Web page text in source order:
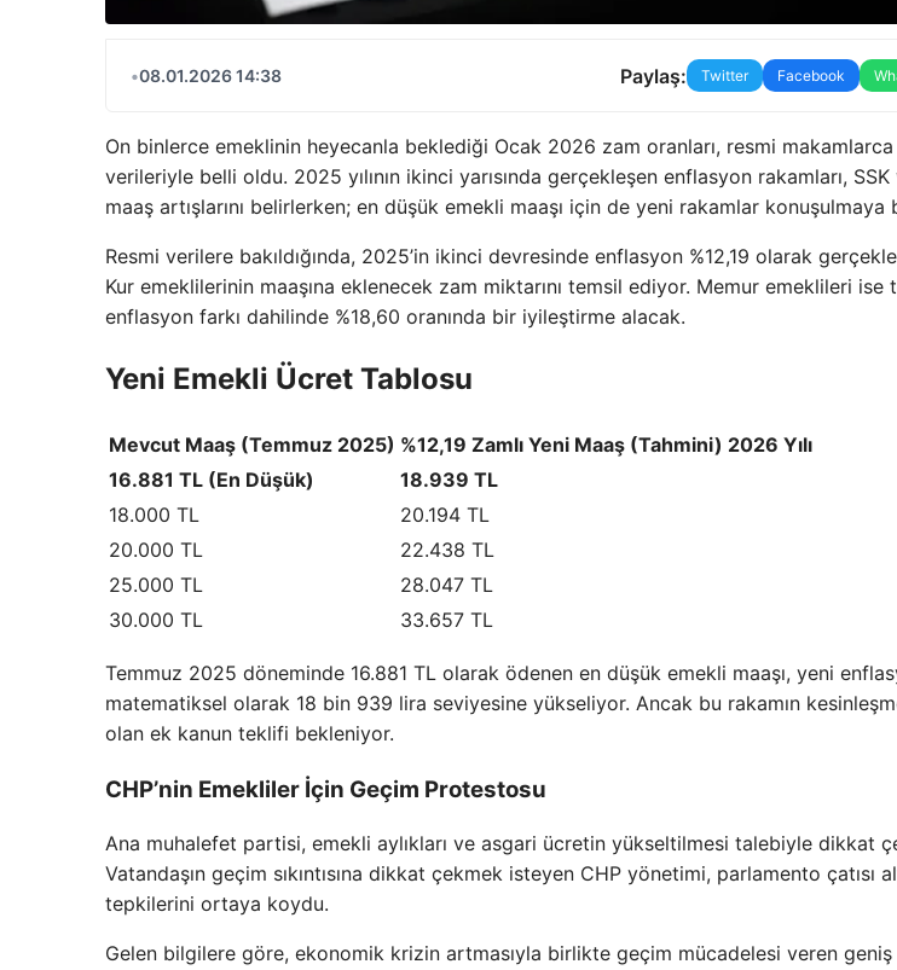
•08.01.2026 14:38 Paylaş: Twitter Facebook
On binlerce emeklinin heyecanla beklediği Ocak 2026 zam oranları, resmi
verileriyle belli oldu. 2025 yılının ikinci yarısında gerçekleşen enflasyon rakamları,
maaş artışlarını belirlerken; en düşük emekli maaşı için de yeni rakamlar konuşulmaya
Resmi verilere bakıldığında, 2025’in ikinci devresinde enflasyon %12,19 olarak
Kur emeklilerinin maaşına eklenecek zam miktarını temsil ediyor. Memur emeklileri
enflasyon farkı dahilinde %18,60 oranında bir iyileştirme alacak.
Yeni Emekli Ücret Tablosu
Mevcut Maaş (Temmuz 2025) %12,19 Zamlı Yeni Maaş (Tahmini) 2026 Yılı
16.881 TL (En Düşük)
18.939 TL
18.000 TL
20.194 TL
20.000 TL
22.438 TL
25.000 TL
28.047 TL
30.000 TL
33.657 TL
Temmuz 2025 döneminde 16.881 TL olarak ödenen en düşük emekli maaşı, yeni
matematiksel olarak 18 bin 939 lira seviyesine yükseliyor. Ancak bu rakamın
olan ek kanun teklifi bekleniyor.
CHP’nin Emekliler İçin Geçim Protestosu
Ana muhalefet partisi, emekli aylıkları ve asgari ücretin yükseltilmesi talebiyle dikkat
Vatandaşın geçim sıkıntısına dikkat çekmek isteyen CHP yönetimi, parlamento çatısı
tepkilerini ortaya koydu.
Gelen bilgilere göre, ekonomik krizin artmasıyla birlikte geçim mücadelesi veren